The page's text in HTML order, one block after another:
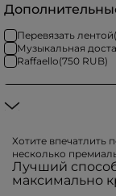
Перевязать лентой(
Музыкальная
Raffaello(750 RUB)
Хотите впечатлить
несколько
Лучший способ
максимально